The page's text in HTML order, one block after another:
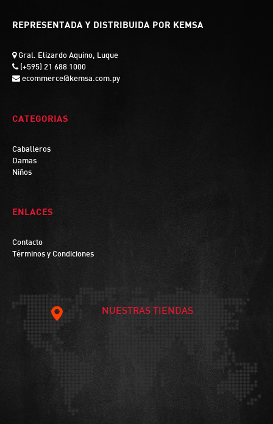
REPRESENTADA Y DISTRIBUIDA POR KEMSA
Gral. Elizardo Aquino, Luque
(+595) 21 688 1000
ecommerce@kemsa.com.py
CATEGORIAS
Caballeros
Damas
Niños
ENLACES
Contacto
Términos y Condiciones
NUESTRAS TIENDAS